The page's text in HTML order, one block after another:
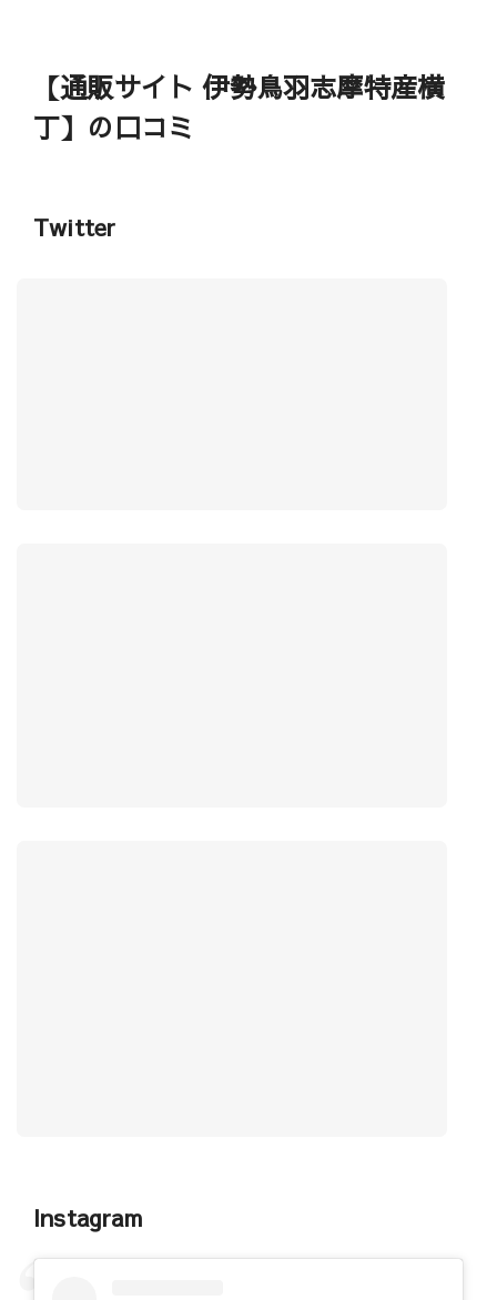
【通販サイト 伊勢鳥羽志摩特産横
丁】の口コミ
Twitter
Instagram